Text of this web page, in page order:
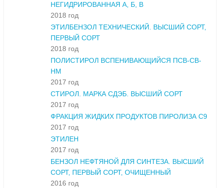
НЕГИДРИРОВАННАЯ А, Б, В
2018 год
ЭТИЛБЕНЗОЛ ТЕХНИЧЕСКИЙ. ВЫСШИЙ СОРТ,
ПЕРВЫЙ СОРТ
2018 год
ПОЛИСТИРОЛ ВСПЕНИВАЮЩИЙСЯ ПСВ-СВ-
НМ
2017 год
СТИРОЛ. МАРКА СДЭБ. ВЫСШИЙ СОРТ
2017 год
ФРАКЦИЯ ЖИДКИХ ПРОДУКТОВ ПИРОЛИЗА С9
2017 год
ЭТИЛЕН
2017 год
БЕНЗОЛ НЕФТЯНОЙ ДЛЯ СИНТЕЗА. ВЫСШИЙ
СОРТ, ПЕРВЫЙ СОРТ, ОЧИЩЕННЫЙ
2016 год